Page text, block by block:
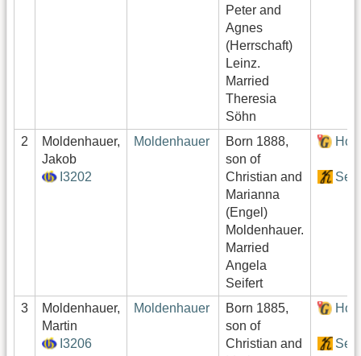
Peter and
Agnes
(Herrschaft)
Leinz.
Married
Theresia
Söhn
2
Moldenhauer,
Jakob
I3202
Moldenhauer
Born 1888,
son of
Christian and
Marianna
(Engel)
Moldenhauer.
Married
Angela
Seifert
3
Moldenhauer,
Martin
I3206
Moldenhauer
Born 1885,
son of
Christian and